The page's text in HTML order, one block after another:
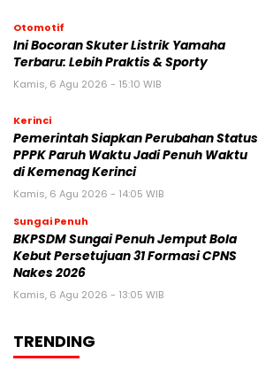
Otomotif
Ini Bocoran Skuter Listrik Yamaha
Terbaru: Lebih Praktis & Sporty
Kamis, 6 Agu 2026 - 15:10 WIB
Kerinci
Pemerintah Siapkan Perubahan Status
PPPK Paruh Waktu Jadi Penuh Waktu
di Kemenag Kerinci
Kamis, 6 Agu 2026 - 14:05 WIB
Sungai Penuh
BKPSDM Sungai Penuh Jemput Bola
Kebut Persetujuan 31 Formasi CPNS
Nakes 2026
Kamis, 6 Agu 2026 - 13:05 WIB
TRENDING